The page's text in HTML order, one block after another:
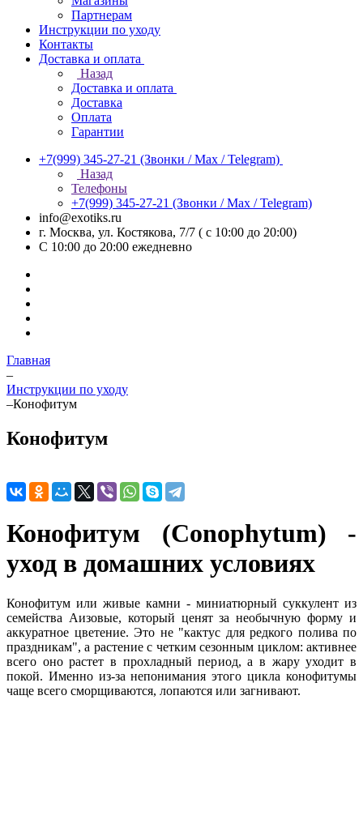
Партнерам
Инструкции по уходу
Контакты
Доставка и оплата
Назад
Доставка и оплата
Доставка
Оплата
Гарантии
+7(999) 345-27-21 (Звонки / Max / Telegram)
Назад
Телефоны
+7(999) 345-27-21 (Звонки / Max / Telegram)
info@exotiks.ru
г. Москва, ул. Костякова, 7/7 ( с 10:00 до 20:00)
С 10:00 до 20:00 ежедневно
Главная
–
Инструкции по уходу
–Конофитум
Конофитум
Конофитум (Conophytum) -
уход в домашних условиях
Конофитум или живые камни - миниатюрный суккулент из
семейства Аизовые, который ценят за необычную форму и
аккуратное цветение. Это не "кактус для редкого полива по
праздникам", а растение с четким сезонным циклом: активнее
всего оно растет в прохладный период, а в жару уходит в
покой. Именно из-за непонимания этого цикла конофитумы
чаще всего сморщиваются, лопаются или загнивают.